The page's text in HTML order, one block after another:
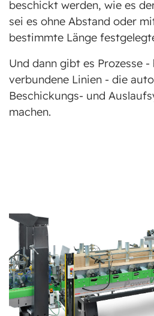
beschickt werden, wie es
sei es ohne Abstand oder
bestimmte Länge
Und dann gibt es Prozesse
verbundene Linien - die
Beschickungs- und
machen.